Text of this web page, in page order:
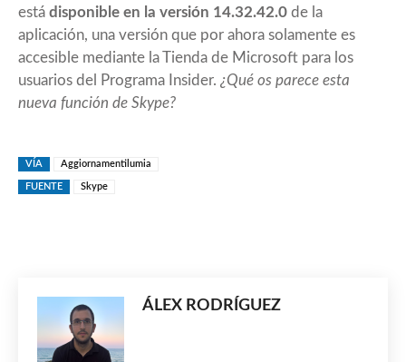
está disponible en la versión 14.32.42.0 de la
aplicación, una versión que por ahora solamente es
accesible mediante la Tienda de Microsoft para los
usuarios del Programa Insider. ¿Qué os parece esta
nueva función de Skype?
VÍA Aggiornamentilumia
FUENTE Skype
ÁLEX RODRÍGUEZ